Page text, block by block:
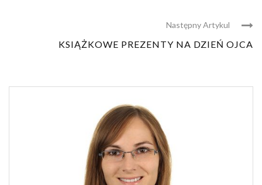
Następny Artykul
KSIĄŻKOWE PREZENTY NA DZIEŃ OJCA